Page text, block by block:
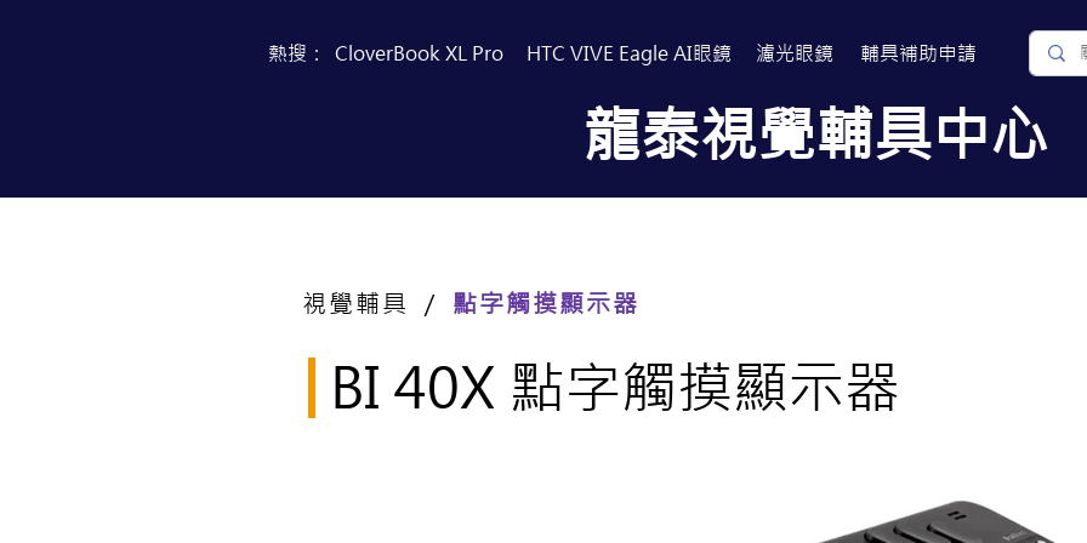
CloverBook XL Pro
熱搜： HTC VIVE Eagle AI眼鏡 濾光眼鏡 ​輔具補助申請
​龍泰視覺輔具中心
視覺輔具 ／ 點字觸摸顯示器
BI 40X 點字觸摸顯示器